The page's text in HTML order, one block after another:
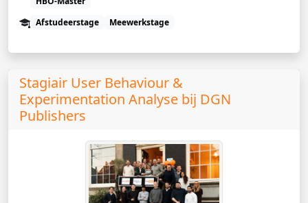
Afstudeerstage
Meewerkstage
Stagiair User Behaviour &
Experimentation Analyse bij DGN
Publishers